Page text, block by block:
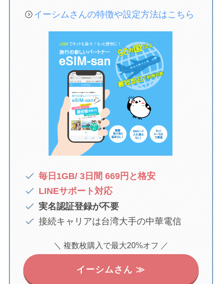
イーシムさんの特徴や設定方法はこちら
毎日1GB/ 3日間 669円と格安
LINEサポート対応
実名認証登録が不要
接続キャリアは台湾大手の中華電信
＼ 複数枚購入で最大20%オフ ／
イーシムさん ≫